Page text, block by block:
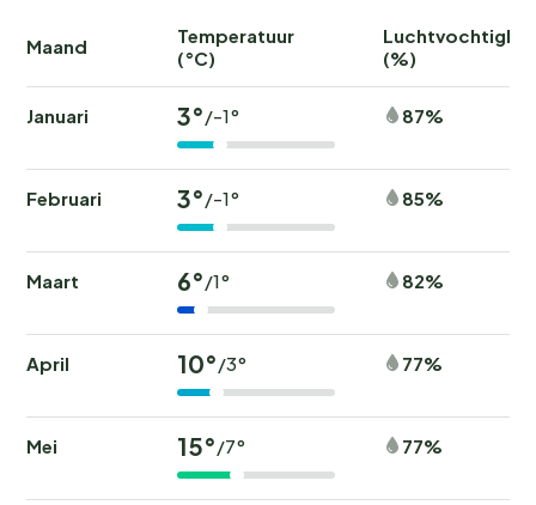
Maand
Temperatuur
(°C)
(%)
Januari 3°/-1° 87%
Februari 3°/-1° 85%
Maart 6°/1° 82%
April 10°/3° 77%
Mei 15°/7° 77%